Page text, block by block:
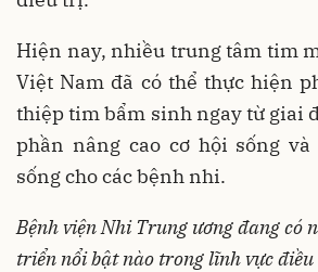
Hiện nay, nhiều trung tâm tim
Việt Nam đã có thể thực hiện
thiệp tim bẩm sinh ngay từ giai
phần nâng cao cơ hội sống và
sống cho các bệnh nhi.
Bệnh viện Nhi Trung ương đang có
triển nổi bật nào trong lĩnh vực